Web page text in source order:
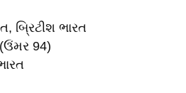
બ્રિટીશ ભારત
94)